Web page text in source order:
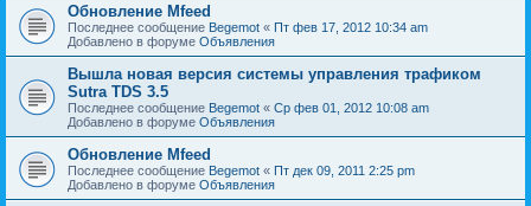
Обновление Mfeed
Последнее сообщение Begemot « Пт фев 17, 2012 10:34 am
Добавлено в форуме Объявления
Вышла новая версия системы управления трафиком
Sutra TDS 3.5
Последнее сообщение Begemot « Ср фев 01, 2012 10:08 am
Добавлено в форуме Объявления
Обновление Mfeed
Последнее сообщение Begemot « Пт дек 09, 2011 2:25 pm
Добавлено в форуме Объявления